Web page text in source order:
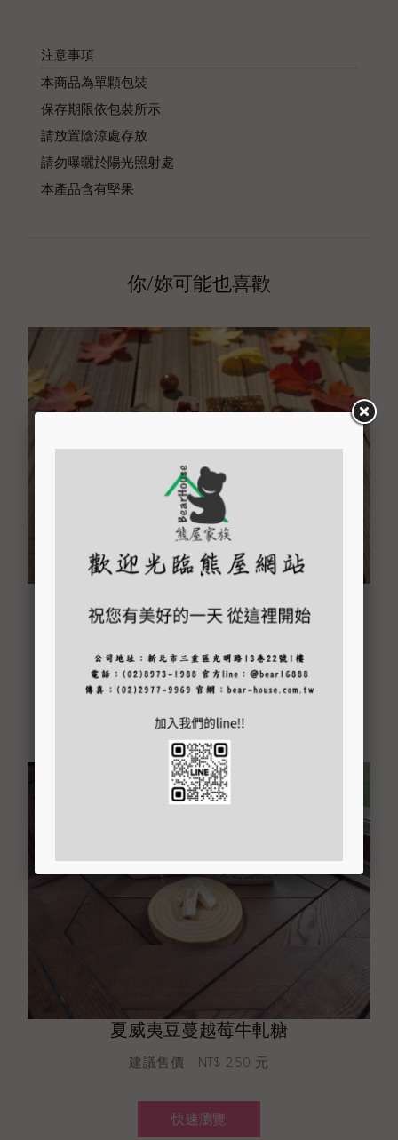
注意事項
本商品為單顆包裝
保存期限依包裝所示
請放置陰涼處存放
請勿曝曬於陽光照射處
本產品含有堅果
你/妳可能也喜歡
建議售價 NT$ 300 元
快速瀏覽
夏威夷豆蔓越莓牛軋糖
建議售價 NT$ 250 元
快速瀏覽